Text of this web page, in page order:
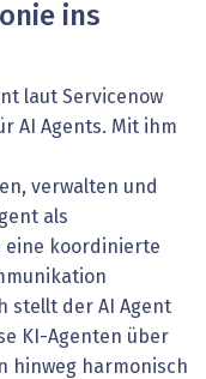
ins
laut Servicenow
AI Agents. Mit ihm
verwalten und
als
eine koordinierte
stellt der AI Agent
KI-Agenten über
hinweg harmonisch